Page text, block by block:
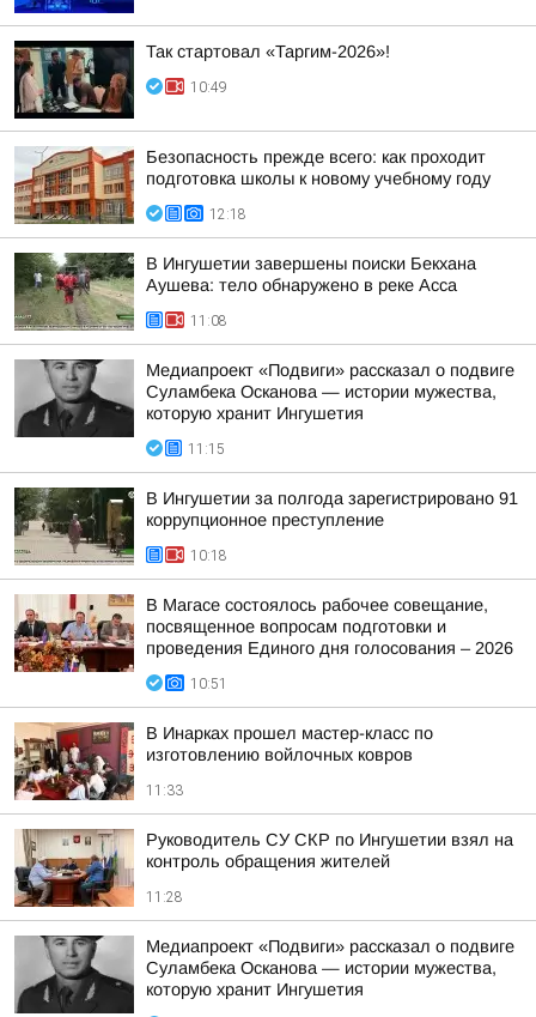
Так стартовал «Таргим-2026»!
10:49
Безопасность прежде всего: как проходит
подготовка школы к новому учебному году
12:18
В Ингушетии завершены поиски Бекхана
Аушева: тело обнаружено в реке Асса
11:08
Медиапроект «Подвиги» рассказал о подвиге
Суламбека Осканова — истории мужества,
которую хранит Ингушетия
11:15
В Ингушетии за полгода зарегистрировано 91
коррупционное преступление
10:18
В Магасе состоялось рабочее совещание,
посвященное вопросам подготовки и
проведения Единого дня голосования – 2026
10:51
В Инарках прошел мастер-класс по
изготовлению войлочных ковров
11:33
Руководитель СУ СКР по Ингушетии взял на
контроль обращения жителей
11:28
Медиапроект «Подвиги» рассказал о подвиге
Суламбека Осканова — истории мужества,
которую хранит Ингушетия